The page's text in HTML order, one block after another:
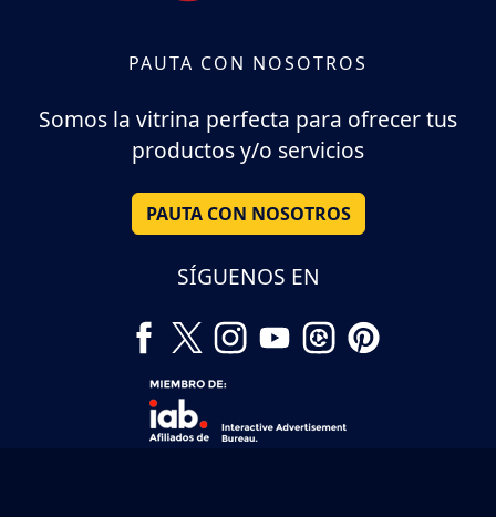
PAUTA CON NOSOTROS
Somos la vitrina perfecta para ofrecer tus
productos y/o servicios
PAUTA CON NOSOTROS
SÍGUENOS EN